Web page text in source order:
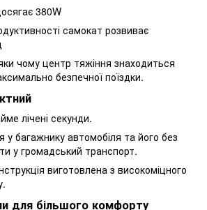
380W
самокат розвиває
чому центр тяжіння знаходиться
безпечної поїздки.
лічені секунди.
у багажнику автомобіля та його без
у громадський транспорт.
виготовлена з високоміцного
для більшого комфорту